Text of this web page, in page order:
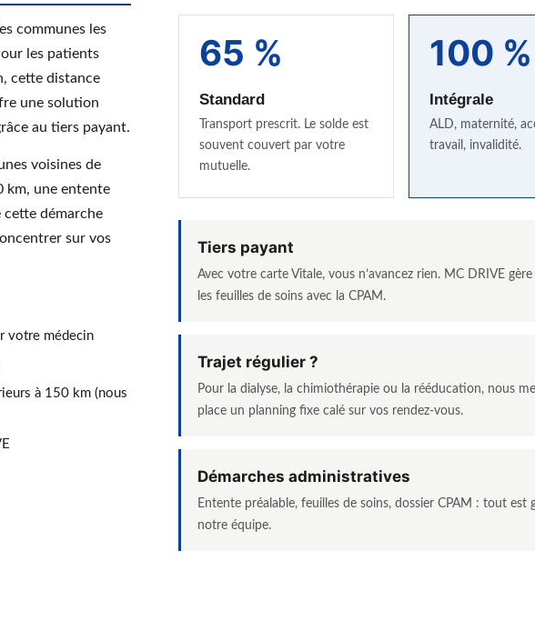
communes les
les patients
cette distance
une solution
au tiers payant.
voisines de
km, une entente
cette démarche
sur vos
votre médecin
à 150 km (nous
65 %
Standard
Transport prescrit. Le solde est
souvent couvert par votre
mutuelle.
100 %
Intégrale
ALD, maternité,
travail, invalidité.
Tiers payant
Avec votre carte Vitale, vous n’avancez rien. MC DRIVE
les feuilles de soins avec la CPAM.
Trajet régulier ?
Pour la dialyse, la chimiothérapie ou la rééducation, nous
place un planning fixe calé sur vos rendez-vous.
Démarches administratives
Entente préalable, feuilles de soins, dossier CPAM : tout est
notre équipe.